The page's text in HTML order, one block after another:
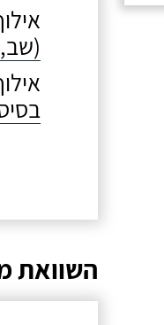
השוואת